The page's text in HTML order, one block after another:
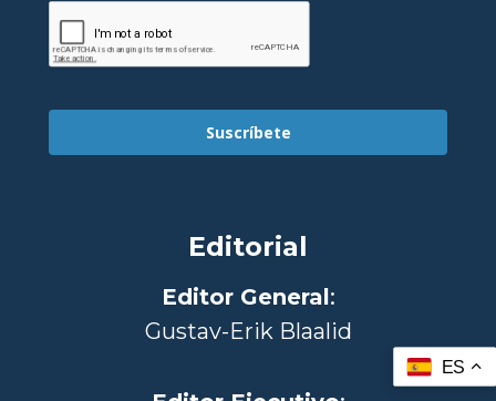
Suscríbete
Editorial
Editor General:
Gustav-Erik Blaalid
ES